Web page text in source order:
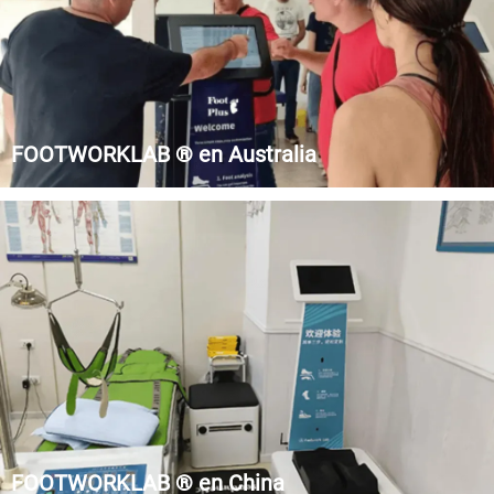
FOOTWORKLAB ® en Australia
Foot Plus Podiatry es una institución australiana especializada
en el campo de la podología.
FOOTWORKLAB ® en China